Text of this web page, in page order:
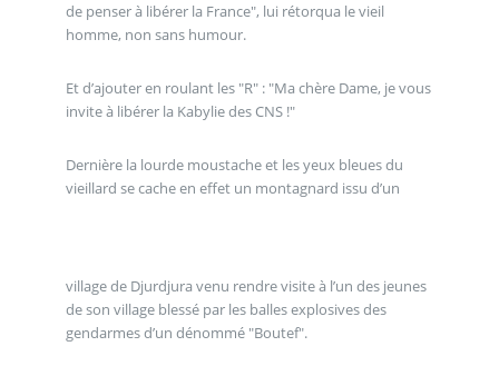
de penser à libérer la France", lui rétorqua le vieil
homme, non sans humour.
Et d’ajouter en roulant les "R" : "Ma chère Dame, je vous
invite à libérer la Kabylie des CNS !"
Dernière la lourde moustache et les yeux bleues du
vieillard se cache en effet un montagnard issu d’un
village de Djurdjura venu rendre visite à l’un des jeunes
de son village blessé par les balles explosives des
gendarmes d’un dénommé "Boutef".